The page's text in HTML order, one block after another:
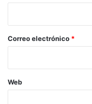
*
Correo electrónico *
Web